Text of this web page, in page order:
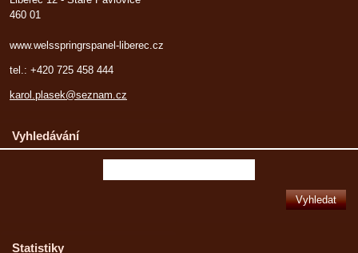
460 01
www.welsspringrspanel-liberec.cz
tel.: +420 725 458 444
karol.plasek@seznam.cz
Vyhledávání
Statistiky